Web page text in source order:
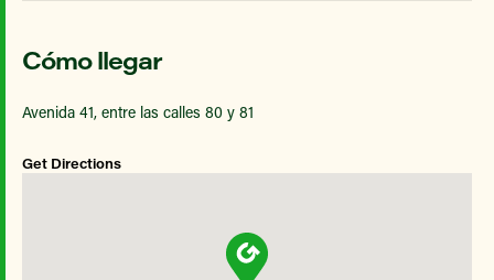
Cómo llegar
Avenida 41, entre las calles 80 y 81
Get Directions